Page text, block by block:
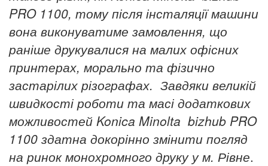
PRO1100, тому після інсталяції машини
вона виконуватиме замовлення, що
раніше друкувалися на малих офісних
принтерах, морально та фізично
застарілих різографах. Завдяки великій
швидкості роботи та масі додаткових
можливостей Konica Minolta bizhub PRO
1100 здатна докорінно змінити погляд
на ринок монохромного друку у м. Рівне.